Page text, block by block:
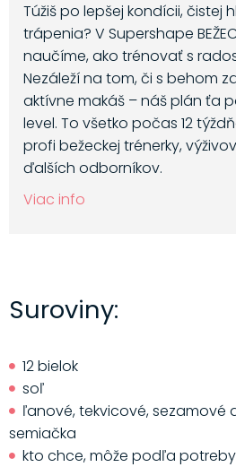
Túžiš po lepšej kondícii, čistej
trápenia? V Supershape
naučíme, ako trénovať s
Nezáleží na tom, či s behom
aktívne makáš – náš plán ťa
level. To všetko počas 12
profi bežeckej trénerky,
ďalších odborníkov.
Viac info
Suroviny:
12 bielok
soľ
ľanové, tekvicové, sezamové
semiačka
kto chce, môže podľa